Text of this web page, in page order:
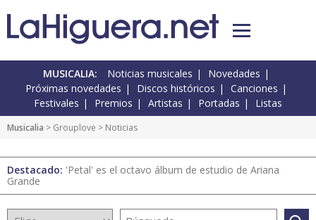
MUSICALIA: Noticias musicales
Novedades
Próximas novedades
Discos históricos
Canciones
Festivales
Premios Artistas Portadas Listas
Musicalia > Grouplove > Noticias
Destacado: 'Petal' es el octavo álbum de estudio de Ariana
Grande